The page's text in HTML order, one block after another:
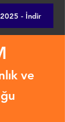
- İndir
ve